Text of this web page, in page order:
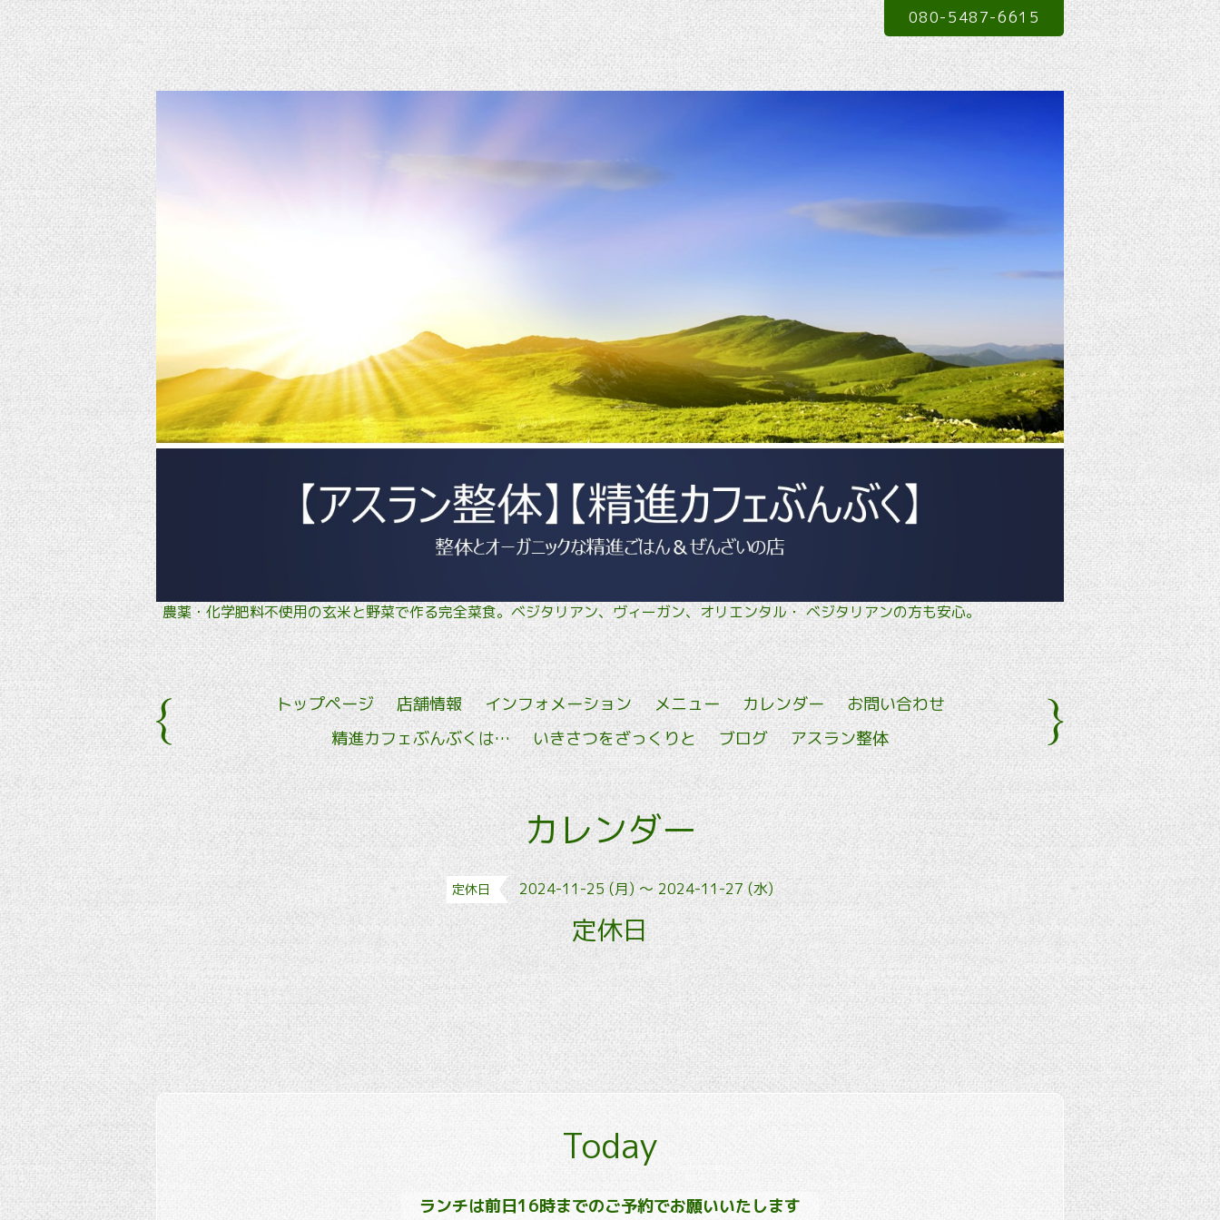
農薬・化学肥料不使用の玄米と野菜で作る完全菜食。ベジタリアン、ヴィーガン、オリエンタル・ ベジタリアンの方も安心。
080-5487-6615
トップページ 店舗情報 インフォメーション メニュー カレンダー
お問い合わせ
精進カフェぶんぶくは…
いきさつをざっくりと ブログ アスラン整体
カレンダー
定休日 2024-11-25 (月) ～ 2024-11-27 (水)
定休日
Today
ランチは前日16時までのご予約でお願いいたします